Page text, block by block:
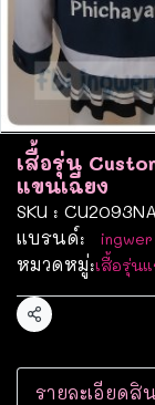
เสื้อรุ่น
แขนเฉียง
SKU :
แบรนด์:
หมวดหมู่:เสื้อรุ่น
แชร์
รายละเอียดสิ